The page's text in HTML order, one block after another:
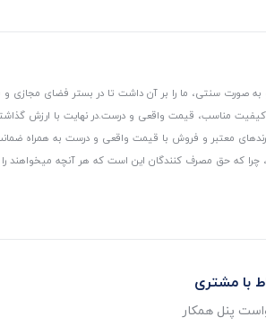
به صورت سنتی، ما را بر آن داشت تا در بستر فضای
کیفیت مناسب، قیمت واقعی و درست.در نهایت با ارزش
برندهای معتبر و فروش با قیمت واقعی و درست به همراه
چرا که حق مصرف کنندگان این است که هر آنچه میخواهند
با مشتری
پنل همکار